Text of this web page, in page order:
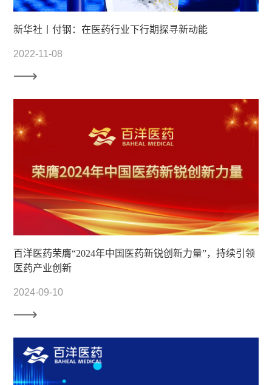
新华社丨付钢：在医药行业下行期探寻新动能
2022-11-08
百洋医药荣膺“2024年中国医药新锐创新力量”，持续引领
医药产业创新
2024-09-10